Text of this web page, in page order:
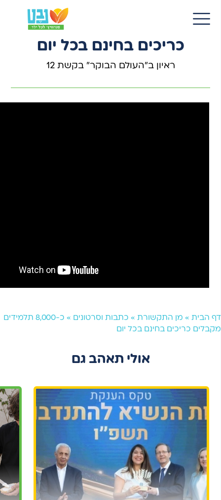
כ-8,000 תלמידים מקבלים
כריכים בחינם בכל יום
ראיון ב"העולם הבוקר" בקשת 12
דף הבית » מן התקשורת » כתבות וסרטונים »
כ-8,000 תלמידים
מקבלים כריכים בחינם בכל יום
אולי תאהב גם